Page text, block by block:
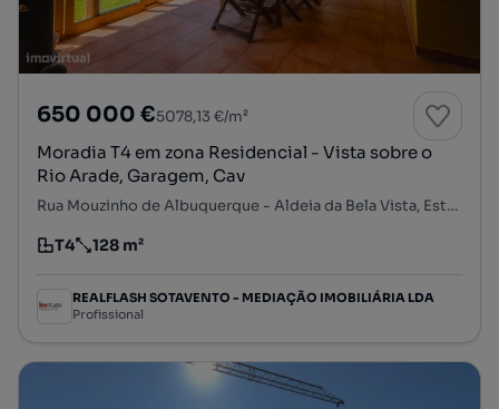
650 000 €5078,13 €/m²
Moradia T4 em zona Residencial - Vista sobre o
Rio Arade, Garagem, Cav
Rua Mouzinho de Albuquerque - Aldeia da Bela Vista, Estômbar e Parchal, Lagoa, Faro
Tipologia
T4
Preço por metro quadrado
128 m²
REALFLASH SOTAVENTO - MEDIAÇÃO IMOBILIÁRIA LDA
Profissional